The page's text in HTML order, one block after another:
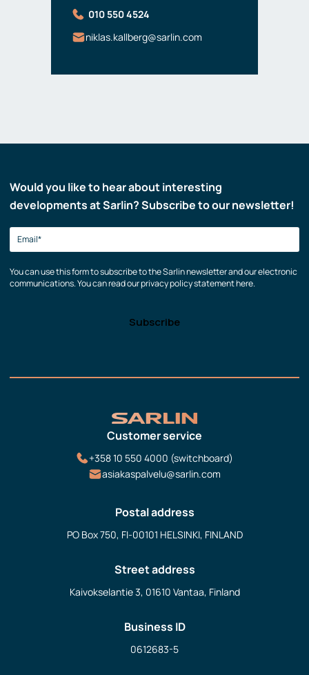
010 550 4524
niklas.kallberg@sarlin.com
Would you like to hear about interesting
developments at Sarlin? Subscribe to our newsletter!
You can use this form to subscribe to the Sarlin newsletter and our electronic
communications. You can read our privacy policy statement here.
Customer service
+358 10 550 4000 (switchboard)
asiakaspalvelu@sarlin.com
Postal address
PO Box 750, FI-00101 HELSINKI, FINLAND
Street address
Kaivokselantie 3, 01610 Vantaa, Finland
Business ID
0612683-5